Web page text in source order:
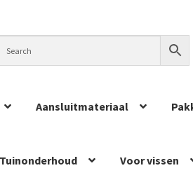
Aansluitmateriaal
Tuinonderhoud Voor vissen